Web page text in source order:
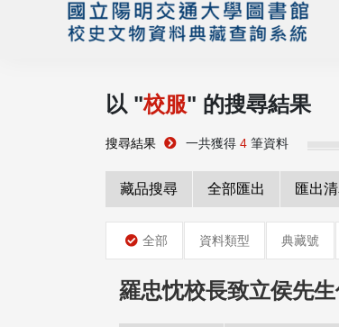
以 "校服" 的搜尋結果
搜尋結果 一共獲得 4 筆資料
藏品搜尋 全部匯出 匯出
全部 資料類型 典藏號
羅忠忱校長致立侯先